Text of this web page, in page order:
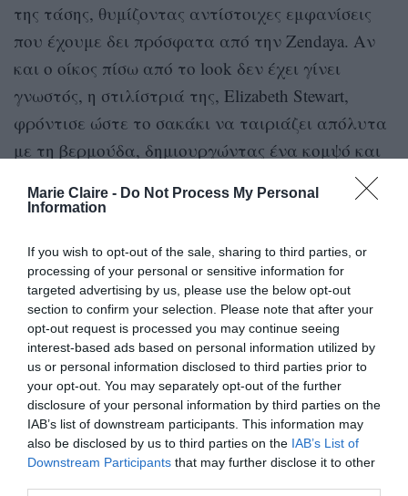
Marie Claire - Do Not Process My Personal
Information
If you wish to opt-out of the sale, sharing to third parties, or
processing of your personal or sensitive information for
targeted advertising by us, please use the below opt-out
section to confirm your selection. Please note that after your
opt-out request is processed you may continue seeing
interest-based ads based on personal information utilized by
us or personal information disclosed to third parties prior to
your opt-out. You may separately opt-out of the further
disclosure of your personal information by third parties on the
IAB’s list of downstream participants. This information may
also be disclosed by us to third parties on the IAB’s List of
Downstream Participants that may further disclose it to other
της τάσης, θυμίζοντας αντίστοιχες εμφανίσεις
που έχουμε δει πρόσφατα από την Zendaya. Αν
και ο οίκος πίσω από το look δεν έχει γίνει
γνωστός, η στιλίστριά της, Elizabeth Stewart,
φρόντισε ώστε το σακάκι να ταιριάζει απόλυτα
με τη βερμούδα, δημιουργώντας ένα κομψό και
με pop-art απεικόνιση της Jane Fonda,
προσθέτοντας έναν πιο ανεπιτήδευτο και
προσωπικό χαρακτήρα στο tailoring. Το
εφαρμοστό σακάκι, με λεπτές ρίγες στο ίδιο
μοτίβο με τη βερμούδα, είχε γυρισμένα μανίκια
που έδιναν πιο relaxed ύφος στις έντονες βάτες
και τα στενά πέτα του. Η εσωτερική του
επένδυση σε κόκκινο, λευκό και μπλε έκανε
αρκετούς να υποθέσουν ότι ίσως πρόκειται για